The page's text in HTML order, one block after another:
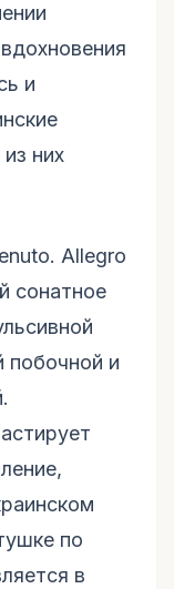
и
них
Allegro
сонатное
побочной и
по
в